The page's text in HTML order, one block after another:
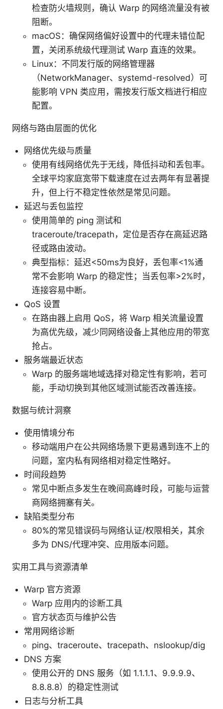
检查防火墙规则，确认 Warp 的网络流量没有被
阻断。
macOS：确保网络偏好设置中的代理未错位配
置，关闭系统级代理测试 Warp 直连的效果。
Linux：不同发行版的网络管理器
（NetworkManager、systemd-resolved）可
能影响 VPN 类应用，需按发行版文档进行相应
配置。
网络与路由层面的优化
网络优先级与质量
使用有线网络优先于无线，降低抖动和丢包率。
全球平均家庭宽带下载速度在过去两年有显著提
升，但上行不稳定性依然是常见问题。
延迟与丢包监控
使用简单的 ping 测试和
traceroute/tracepath，定位是否存在高延迟路
径或路由波动。
典型指标：延迟<50ms为良好，丢包率<1%通
常不会影响 Warp 的稳定性；当丢包率>2%时，
连接容易中断。
QoS 设置
在路由器上启用 QoS，将 Warp 相关流量设置
为高优先级，减少同网络设备上其他应用的带宽
抢占。
服务端最近状态
Warp 的服务端地域选择对稳定性有影响，若可
能，手动切换到其他区域测试能否改善连接。
数据与统计洞察
使用情境分布
移动端用户在公共网络场景下更易遇到连不上的
问题，室内私有网络相对稳定性略好。
时间段趋势
常见中断点多发生在晚间高峰时段，可能与运营
商网络拥塞有关。
缺陷类型分布
80%的常见错误码与网络认证/权限相关，其余
多为 DNS/代理冲突、应用版本问题。
实用工具与资源清单
Warp 官方资源
Warp 应用内的诊断工具
官方状态页与维护公告
常用网络诊断
ping、traceroute、tracepath、nslookup/dig
DNS 方案
使用公开的 DNS 服务（如 1.1.1.1、9.9.9.9、
8.8.8.8）的稳定性测试
日志与分析工具